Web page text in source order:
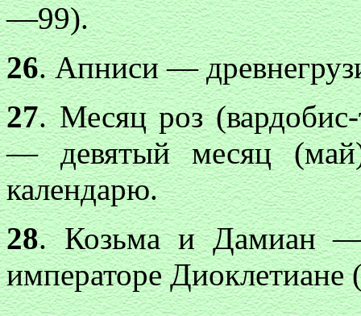
—99).
26. Апниси —
27. Месяц роз
— девятый месяц (май)
календарю.
28. Козьма и Дамиан —
императоре